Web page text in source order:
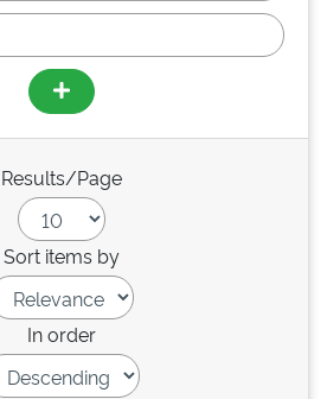
Results/Page
Sort items by
In order